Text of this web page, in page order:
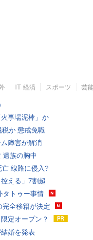
IT 経済 スポーツ 芸
事場泥棒」か
か 懲戒免職
障害が解消
遺族の胸中
線路に侵入?
える」7割超
タトゥー事情
完全移籍が決定
定オープン？
婚を発表